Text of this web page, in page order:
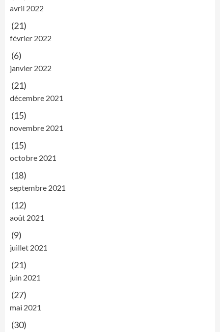
avril 2022
(21)
février 2022
(6)
janvier 2022
(21)
décembre 2021
(15)
novembre 2021
(15)
octobre 2021
(18)
septembre 2021
(12)
août 2021
(9)
juillet 2021
(21)
juin 2021
(27)
mai 2021
(30)